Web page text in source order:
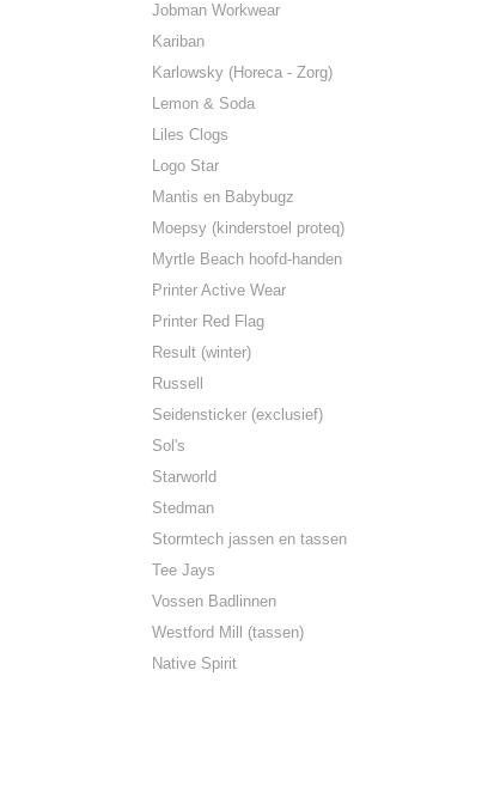
Jobman Workwear
Kariban
Karlowsky (Horeca - Zorg)
Lemon & Soda
Liles Clogs
Logo Star
Mantis en Babybugz
Moepsy (kinderstoel proteq)
Myrtle Beach hoofd-handen
Printer Active Wear
Printer Red Flag
Result (winter)
Russell
Seidensticker (exclusief)
Sol's
Starworld
Stedman
Stormtech jassen en tassen
Tee Jays
Vossen Badlinnen
Westford Mill (tassen)
Native Spirit